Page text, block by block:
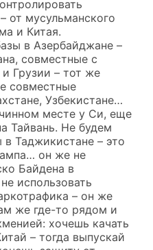
от мусульманского
и Китая.
в Азербайджане –
совместные с
Грузии – тот же
совместные
Узбекистане…
месте у Си, еще
Тайвань. Не будем
в Таджикистане – это
он же не
Байдена в
использовать
– он же
же где-то рядом и
хочешь качать
– тогда выпускай